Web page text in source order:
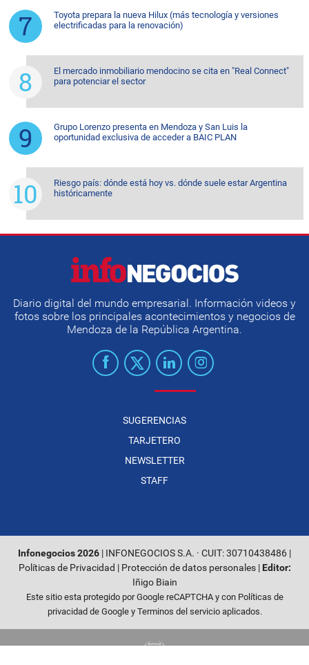
Toyota prepara la nueva Hilux (más tecnología y versiones
electrificadas para la renovación)
El mercado inmobiliario mendocino se cita en "Real Connect"
para potenciar el sector
Grupo Lorenzo presenta en Mendoza y San Luis la
oportunidad exclusiva de acceder a BAIC PLAN
Riesgo país: dónde está hoy vs. dónde suele estar Argentina
históricamente
Diario digital del mundo empresarial. Información videos y
fotos sobre los principales acontecimientos y negocios de
Mendoza de la República Argentina.
SUGERENCIAS
TARJETERO
NEWSLETTER
STAFF
Infonegocios 2026 | INFONEGOCIOS S.A. · CUIT: 30710438486 |
Políticas de Privacidad | Protección de datos personales| Editor:
Iñigo Biain
Este sitio esta protegido por Google reCAPTCHA y con Políticas de
privacidad de Googley Terminos del servicioaplicados.